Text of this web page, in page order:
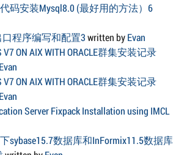
代码安装Mysql8.0 (最好用的方法）6
口程序编写和配置3written byEvan
ON AIX WITH ORACLE群集安装记录
Evan
ON AIX WITH ORACLE群集安装记录
Evan
Server Fixpack Installation using IMCL
sybase15.7数据库和InFormix11.5数据库